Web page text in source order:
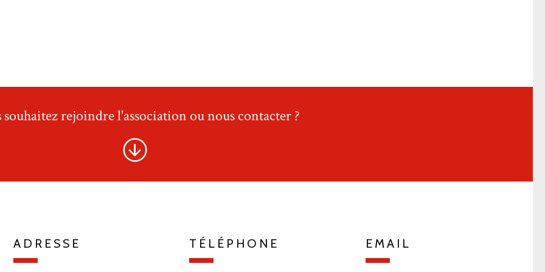
souhaitez rejoindre l'association ou nous contacter ?
ADRESSE TÉLÉPHONE EMAIL